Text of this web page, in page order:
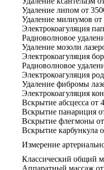
Удаление липом от
Удаление милиумов от
Электрокоагуляция
Радиоволновое
Удаление мозоли
Электрокоагуляция
Радиоволновое
Электрокоагуляция
Удаление фибромы
Электрокоагуляция
Вскрытие абсцесса от
Вскрытие панариция
Вскрытие флегмоны от
Вскрытие карбункула
Измерение
Классический общий
Аппаратный массаж от